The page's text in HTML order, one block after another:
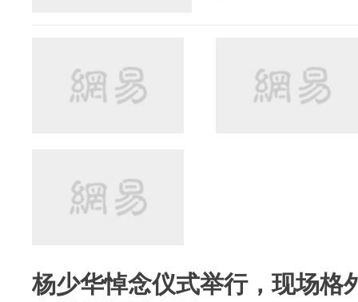
杨少华悼念仪式举行，现场格